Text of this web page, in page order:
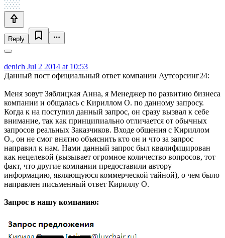
Reply
denich Jul 2 2014 at 10:53
Данный пост официальный ответ компании Аутсорсинг24:
Меня зовут Зяблицкая Анна, я Менеджер по развитию бизнеса
компании и общалась с Кириллом О. по данному запросу.
Когда к на поступил данный запрос, он сразу вызвал к себе
внимание, так как принципиально отличается от обычных
запросов реальных Заказчиков. Входе общения с Кириллом
О., он не смог внятно объяснить кто он и что за запрос
направил к нам. Нами данный запрос был квалифицирован
как нецелевой (вызывает огромное количество вопросов, тот
факт, что другие компании предоставили автору
информацию, являющуюся коммерческой тайной), о чем было
направлен письменный ответ Кириллу О.
Запрос в нашу компанию: